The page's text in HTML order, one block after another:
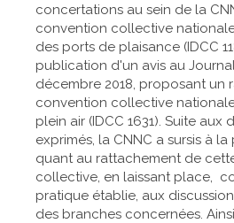
concertations au sein de la
convention collective
des ports de plaisance (IDCC
publication d'un avis au
décembre 2018, proposant un
convention collective
plein air (IDCC 1631). Suite aux
exprimés, la CNNC a sursis à
quant au rattachement de
collective, en laissant place,
pratique établie, aux
des branches concernées.